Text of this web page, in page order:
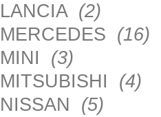
LANCIA (2)
MERCEDES (16)
MINI (3)
MITSUBISHI (4)
NISSAN (5)